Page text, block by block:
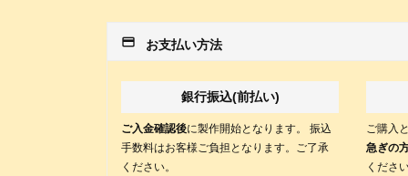
payment お支払い方法
銀行振込(前払い)
ご入金確認後に製作開始となります。 振込
手数料はお客様ご負担となります。ご了承
ください。
ご購入
急ぎの
くださ